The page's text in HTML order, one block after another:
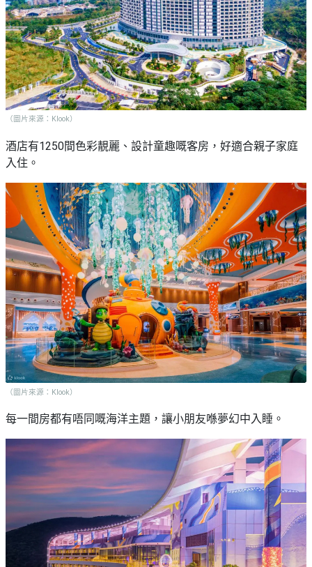
（圖片來源：Klook）
酒店有1250間色彩靚麗、設計童趣嘅客房，好適合親子家庭
入住。
（圖片來源：Klook）
每一間房都有唔同嘅海洋主題，讓小朋友喺夢幻中入睡。